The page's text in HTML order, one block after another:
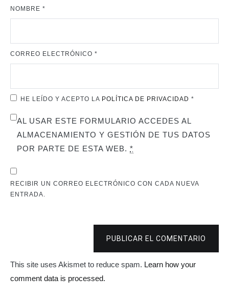
NOMBRE *
CORREO ELECTRÓNICO *
HE LEÍDO Y ACEPTO LA POLÍTICA DE PRIVACIDAD *
AL USAR ESTE FORMULARIO ACCEDES AL
ALMACENAMIENTO Y GESTIÓN DE TUS DATOS
POR PARTE DE ESTA WEB. *
RECIBIR UN CORREO ELECTRÓNICO CON CADA NUEVA
ENTRADA.
PUBLICAR EL COMENTARIO
This site uses Akismet to reduce spam. Learn how your
comment data is processed.